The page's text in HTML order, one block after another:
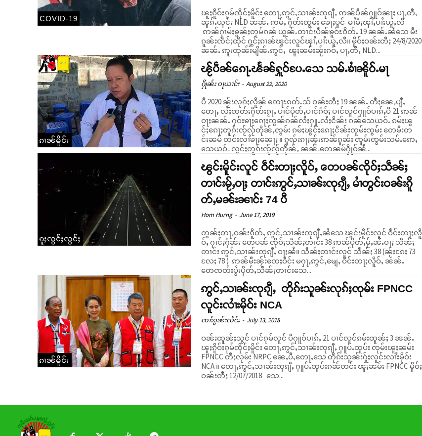
COVID-19
ၽူႈၵိူဝ်းၵုမ်ၸိုင်ႈမိူင်း တေႃႇဢွင်ႇသၢၼ်းၸုၵျီႇ ဢၼ်ပဵၼ်ႁူဝ်ၼႃႈ ပႃႇတီႇ
ၼူၵ်ႉယုင်း NLD ၼၼ်ႉ ဢမ်ႇ ႁဵတ်းၸွမ်း ၶေႃႈပူင် မၢႆမီႈၾၢႆႇပၢႆးယူႇလီ
ဢၼ်ႁၢမ်ႈၶွၼ်ႈတုမ်ၵၼ် ယွၼ်ႉတၢင်းပဵၼ်ၶူဝ်ႊဝိတ်ႉ 19 ၼၼ်ႉၼႆသေ မီး
ၵူၼ်းၸႅင်ႈထိုင် ႁွင်ႈၵၢၼ်ၽွင်းလူင်ၾၢႆႇပၢႆးယူႇလီ။ မိူဝ်ႈဝၼ်းတီႈ 24/8/2020
ၼၼ်ႉ ဢူးထုၼ်းမျိၼ်ႉဢွင်ႇ ၽူႈၼမ်းၼႂ်းၵဝ်ႇ ပႃႇတီႇ NLD...
ၵၢၼ်မိူင်း
ၽႂ်ပဵၼ်ၵေႃႉၽႅၼ်ႁူဝ်ပႄႉသေ သမ်ႉၶၢႆၼိူဝ်ႉမႃ
ႁိုၼ်း ၵႃယၢင်း - August 22, 2020
ပီ 2020 ၼႂ်းလုၵ်ႈလိူၼ် ဢေႃႊၵတ်ႉသ် ဝၼ်းတီႈ 19 ၼၼ်ႉ တီႈၼေႇပျီႇ
တေႃႇ လႆႈၸတ်းႁဵတ်းၵႂႃႇ ပၢင်ပိုတ်ႇပၢင်ၵႅဝ်ႈ ပၢင်လူင်ႁူဝ်ပၢၵ်ႇပီ 21 ဢၼ်
ဝႃႈၼၼ်ႉ ႁဝ်းၶႃႈၵေႃႈဢွၼ်ၵၼ်လႆႈႁူႉလႆႈငိၼ်း ၵၼ်သေယဝ်ႉ ၵမ်ႈၽွ
င်ႈၵေႃႈတူၵ်းၸႂ်လႂ်တိုၼ်ႇၸွမ်း ၵမ်ႈၽွင်ႈၵေႃႈငိၼ်းၸူမ်းၸွမ်း တေမီးတ
င်းၼမ် တင်းလၢႆၶႃႈၼေႃႈ ။ ၵူၺ်းၵႃႈၼႂ်းဢၼ်ၵူၼ်း ၸူမ်းၸွမ်းသမ်ႉဢေႇ
သေယဝ်ႉ လွင်ႈတူၵ်းၸႂ်လႂ်တိုၼ်ႇ ၼၼ်ႉတေၼမ်ႁိုဝ်ၼႆ...
ၵူႈလွင်ႈလွင်ႈ
ၽွင်းမိူင်းလူင် ဝဵင်းတႃႈလိူဝ်ႇ တေပၼ်ၸိုဝ်ႈသဵၼ်ႈ
တၢင်းမႂ်ႇဝႃႈ တၢင်းဢွင်ႇသၢၼ်းၸုၵျီႇ မၢႆတွင်းဝၼ်းၵိူ
တ်ႇမၼ်းၼၢင်း 74 ပီ
Hom Hurng - June 17, 2019
တွၼ်ႈတႃႇဝၼ်းၵိူတ်ႇ ဢွင်ႇသၢၼ်းၸုၵျီႇၼႆသေ ၽွင်းမိူင်းလူင် ဝဵင်းတႃႈလိူ
ဝ်ႇ ႁၢင်ႈႁႅၼ်း တေပၼ် ၸိုဝ်ႈသဵၼ်ႈတၢင်း 38 ဢၼ်ပိုတ်ႇမႂ်ႇၼႆႉဝႃႈ သဵၼ်ႈ
တၢင်း ဢွင်ႇသၢၼ်းၸုၵျီႇ ဝႃႈၼႆ။ သဵၼ်ႈတၢင်းလူင် သဵၼ်ႈ 38 (ၼႂ်းၵႄႈ 73
လႄႈ 78 ) ဢၼ်မီးၼႂ်းၸေႈဝဵင်း မႁႃႇဢွင်ႇမျေႇ ဝဵင်းတႃႈလိူဝ်ႇ ၼၼ်ႉ
တေၸတ်းပွႆးပိုတ်ႇသဵၼ်ႈတၢင်းသေ...
ၵၢၼ်မိူင်း
ဢွင်ႇသၢၼ်းၸုၵျီႇ တိုၵ်းသူၼ်းလုၵ်ႈၸုမ်း FPNCC
လူင်းလၢႆးမိုဝ်း NCA
ၸၢႆးၵွၼ်းလႅင်း - July 13, 2018
ဝၼ်းထူၼ်ႈသွင် ပၢင်ၵုမ်လူင် ပီႁူဝ်ပၢၵ်ႇ 21 ပၢင်လူင်ၵမ်းထူၼ်ႈ 3 ၼၼ်ႉ
ၽူႈၵိူဝ်းၵုမ်ၸိုင်ႈမိူင်း တေႃႇဢွင်ႇသၢၼ်းၸုၵျီႇ ႁူပ်ႉထူပ်း ၸုမ်းၽူႈၼမ်း
FPNCC တီႈလုမ်း NRPC ၼေႇပီႇတေႃႇသေ တိုၵ်းသူၼ်းႁႂ်ႈလူင်းလၢႆးမိုဝ်း
NCA ။ တေႃႇဢွင်ႇသၢၼ်းၸုၵျီႇ ႁူပ်ႉထူပ်းၵၼ်တင်း ၽူႈၼမ်း FPNCC မိူဝ်ႈ
ဝၼ်းတီႈ 12/07/2018 သေ...